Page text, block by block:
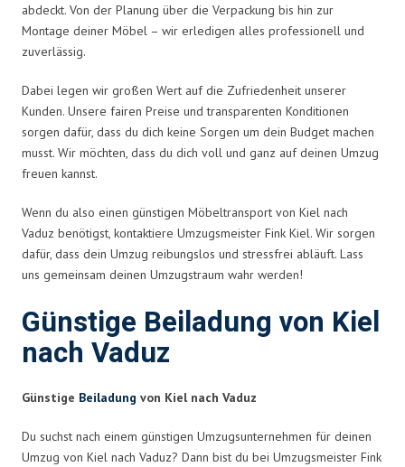
abdeckt. Von der Planung über die Verpackung bis hin zur
Montage deiner Möbel – wir erledigen alles professionell und
zuverlässig.
Dabei legen wir großen Wert auf die Zufriedenheit unserer
Kunden. Unsere fairen Preise und transparenten Konditionen
sorgen dafür, dass du dich keine Sorgen um dein Budget machen
musst. Wir möchten, dass du dich voll und ganz auf deinen Umzug
freuen kannst.
Wenn du also einen günstigen Möbeltransport von Kiel nach
Vaduz benötigst, kontaktiere Umzugsmeister Fink Kiel. Wir sorgen
dafür, dass dein Umzug reibungslos und stressfrei abläuft. Lass
uns gemeinsam deinen Umzugstraum wahr werden!
Günstige Beiladung von Kiel
nach Vaduz
Günstige Beiladung von Kiel nach Vaduz
Du suchst nach einem günstigen Umzugsunternehmen für deinen
Umzug von Kiel nach Vaduz? Dann bist du bei Umzugsmeister Fink